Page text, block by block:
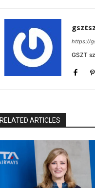
https://
GSZT
RELATED ARTICLES